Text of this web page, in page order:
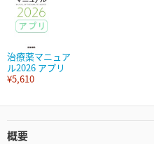
治療薬マニュア
ル2026 アプリ
¥5,610
概要